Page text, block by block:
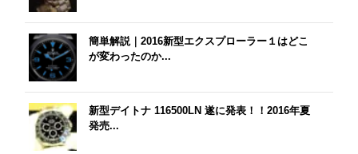
簡単解説｜2016新型エクスプローラー１はどこ
が変わったのか...
新型デイトナ 116500LN 遂に発表！！2016年夏
発売...